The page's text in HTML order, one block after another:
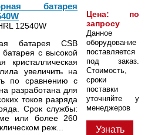
Цена: по
запросу
Данное
оборудование
поставляется
под заказ.
Стоимость,
сроки
поставки
уточняйте у
менеджеров
Узнать
батарея
12540W
батарея CSB
с высокой
кристаллическая
увеличить на
по сравнению с
разработана для
токов разряда
Срок службы:
или более 260
реж...